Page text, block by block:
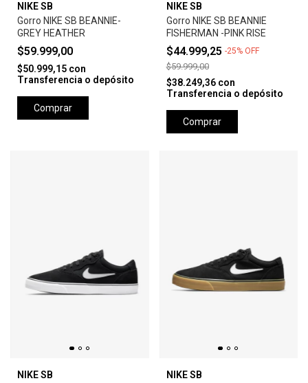
NIKE SB
Gorro NIKE SB BEANNIE-
GREY HEATHER
$59.999,00
$50.999,15 con
Transferencia o depósito
Comprar
NIKE SB
Gorro NIKE SB BEANNIE
FISHERMAN -PINK RISE
$44.999,25 -25% OFF
$59.999,00
$38.249,36 con
Transferencia o depósito
Comprar
NIKE SB
NIKE SB